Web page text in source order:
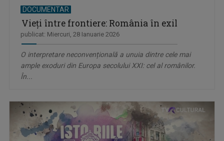
DOCUMENTAR
Vieți între frontiere: România în exil
publicat: Miercuri, 28 Ianuarie 2026
O interpretare neconvențională a unuia dintre cele mai
ample exoduri din Europa secolului XXI: cel al românilor.
În...